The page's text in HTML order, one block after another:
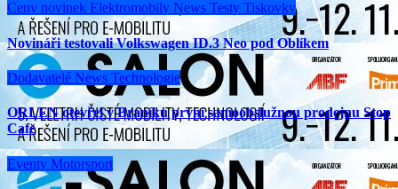
Ceny novinek Elektromobily News Testy Tiskovky
Novináři testovali Volkswagen ID.3 Neo pod Oblíkem
Dodavatelé News Technologie
ORLEN otevřel v Braníku první samoobslužnou prodejnu Stop
Cafe
Eventy Motorsport